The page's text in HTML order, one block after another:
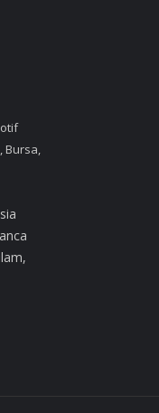
Bursa,